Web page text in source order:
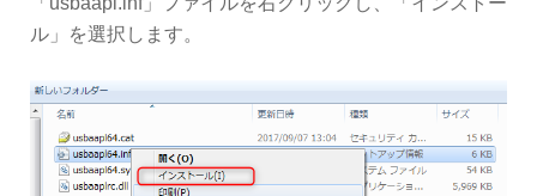
ル」を選択します。